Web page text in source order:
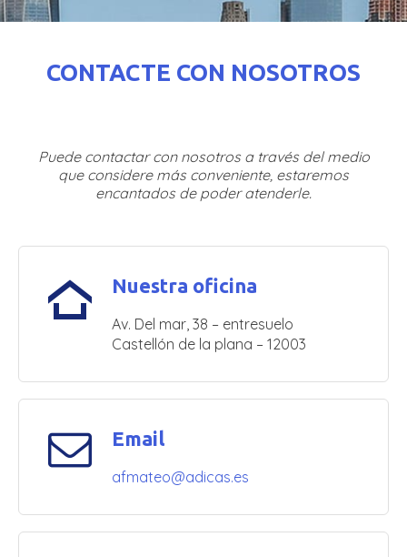
CONTACTE CON NOSOTROS
Puede contactar con nosotros a través del medio
que considere más conveniente, estaremos
encantados de poder atenderle.
Nuestra oficina
Av. Del mar, 38 – entresuelo
Castellón de la plana – 12003
Email
afmateo@adicas.es